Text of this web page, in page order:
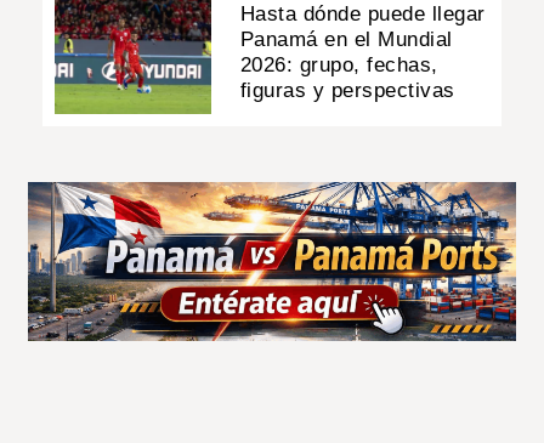
Hasta dónde puede llegar
Panamá en el Mundial
2026: grupo, fechas,
figuras y perspectivas